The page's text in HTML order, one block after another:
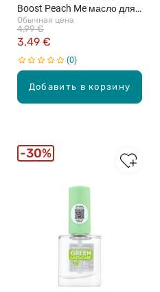
Добавить в корзину
Boost Peach Me масло для
ногтей, 10мл
Обычная цена
3,49 €
4,99 €
0
30%